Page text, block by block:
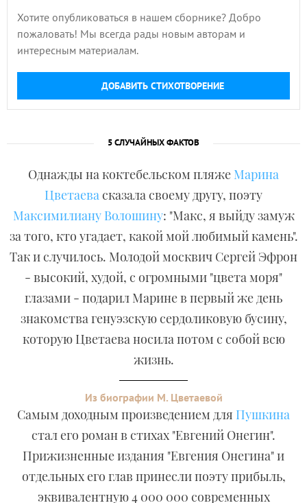
Хотите опубликоваться в нашем сборнике? Добро
пожаловать! Мы всегда рады новым авторам и
интересным материалам.
ДОБАВИТЬ СТИХОТВОРЕНИЕ
5 СЛУЧАЙНЫХ ФАКТОВ
Однажды на коктебельском пляже Марина
Цветаевасказала своему другу, поэту
Максимилиану Волошину: "Макс, я выйду замуж
за того, кто угадает, какой мой любимый камень".
Так и случилось. Молодой москвич Сергей Эфрон
- высокий, худой, с огромными "цвета моря"
глазами - подарил Марине в первый же день
знакомства генуэзскую сердоликовую бусину,
которую Цветаева носила потом с собой всю
жизнь.
Из биографии М. Цветаевой
Самым доходным произведением для Пушкина
стал его роман в стихах "Евгений Онегин".
Прижизненные издания "Евгения Онегина" и
отдельных его глав принесли поэту прибыль,
эквивалентную 4 000 000 современных